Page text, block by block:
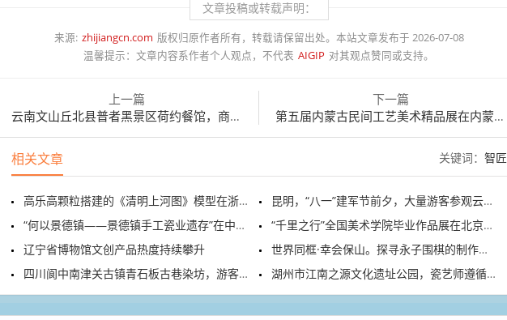
文章投稿或转载声明：
来源: zhijiangcn.com 版权归原作者所有，转载请保留出处。本站文章发布于 2026-07-08
温馨提示：文章内容系作者个人观点，不代表 AIGIP 对其观点赞同或支持。
上一篇
云南文山丘北县普者黑景区荷约餐馆，商家摆放荷花宴
下一篇
第五届内蒙古民间工艺美术精品展在内蒙古美术馆开幕
相关文章 关键词： 智匠
高乐高颗粒搭建的《清明上河图》模型在浙江杭州展出
昆明，“八一”建军节前夕，大量游客参观云南陆军讲武堂
“何以景德镇——景德镇手工瓷业遗存”在中国工艺美术馆开展
“千里之行”全国美术学院毕业作品展在北京宋庄开幕
辽宁省博物馆文创产品热度持续攀升
世界同框·幸会保山。探寻永子围棋的制作技艺
四川阆中南津关古镇青石板古巷染坊，游客体验扎染传统手工
湖州市江南之源文化遗址公园，瓷艺师遵循古法赶制德清窑瓷器